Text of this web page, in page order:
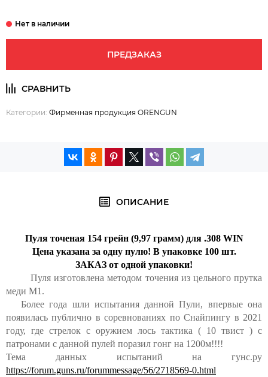
ПРЕДЗАКАЗ
Категории: Фирменная продукция ORENGUN
ОПИСАНИЕ
Пуля точеная 154 грейн (9,97 грамм) для .308 WIN
Цена указана за одну пулю! В упаковке 100 шт.
ЗАКАЗ от одной упаковки!
Пуля изготовлена методом точения из цельного прутка
меди М1.
Более года шли испытания данной Пули, впервые она
появилась публично в соревнованиях по Снайпингу в 2021
году, где стрелок с оружием лось тактика ( 10 твист ) с
патронами с данной пулей поразил гонг на 1200м!!!!
Тема данных испытаний на гунс.ру
https://forum.guns.ru/forummessage/56/2718569-0.html